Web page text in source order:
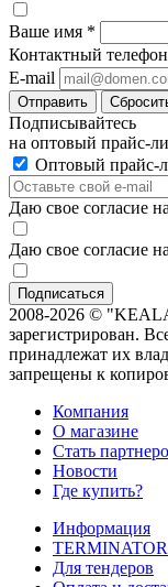
Ваше имя *
Контактный телефон
E-mail
Отправить
Подписывайтесь
на оптовый прайс-
Оптовый прайс-
Даю свое согласие на
Даю свое согласие
2008-2026 ©
зарегистрирован.
принадлежат их
запрещены к
Компания
О магазине
Стать
Новости
Где купить?
Информация
TERMINATOR
Для тендеров